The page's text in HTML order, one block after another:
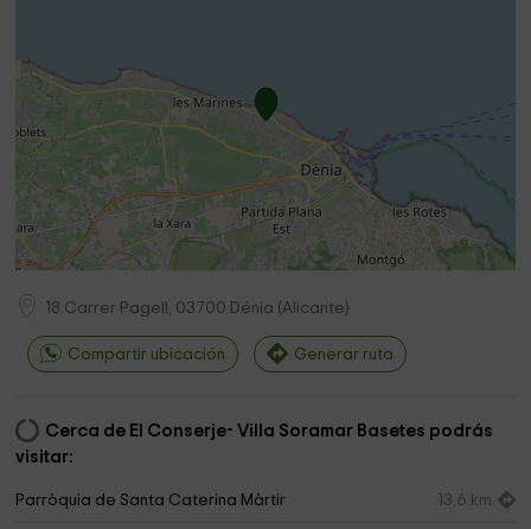
18 Carrer Pagell, 03700 Dénia (Alicante)
Compartir ubicación Generar ruta
Cerca de El Conserje- Villa Soramar Basetes podrás
visitar:
Parròquia de Santa Caterina Màrtir 13,6 km